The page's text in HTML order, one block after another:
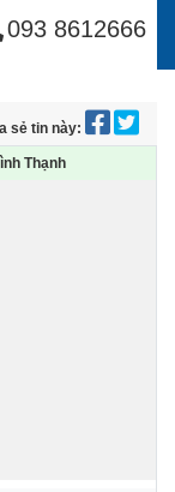
Phần
093 8612666
sẻ tin này:
Thạnh